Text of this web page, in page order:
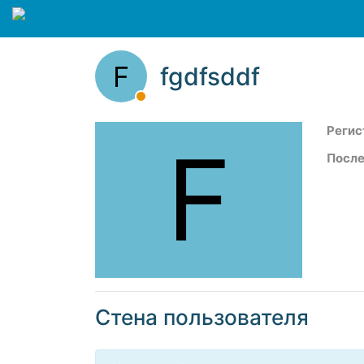
F fgdfsddf
F
Стена пользователя